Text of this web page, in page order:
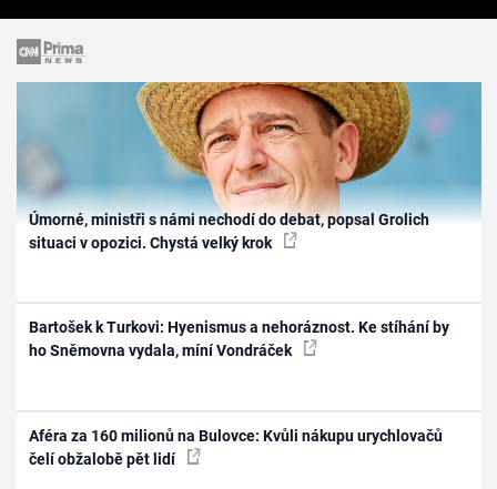
Úmorné, ministři s námi nechodí do debat, popsal Grolich
situaci v opozici. Chystá velký krok
Bartošek k Turkovi: Hyenismus a nehoráznost. Ke stíhání by
ho Sněmovna vydala, míní Vondráček
Aféra za 160 milionů na Bulovce: Kvůli nákupu urychlovačů
čelí obžalobě pět lidí